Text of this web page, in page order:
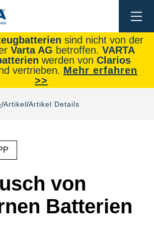
sind nicht von der
Varta AG betroffen. VARTA
werden von Clarios
vertrieben. Mehr erfahren
>>
Artikel Artikel Details
von
Batterien